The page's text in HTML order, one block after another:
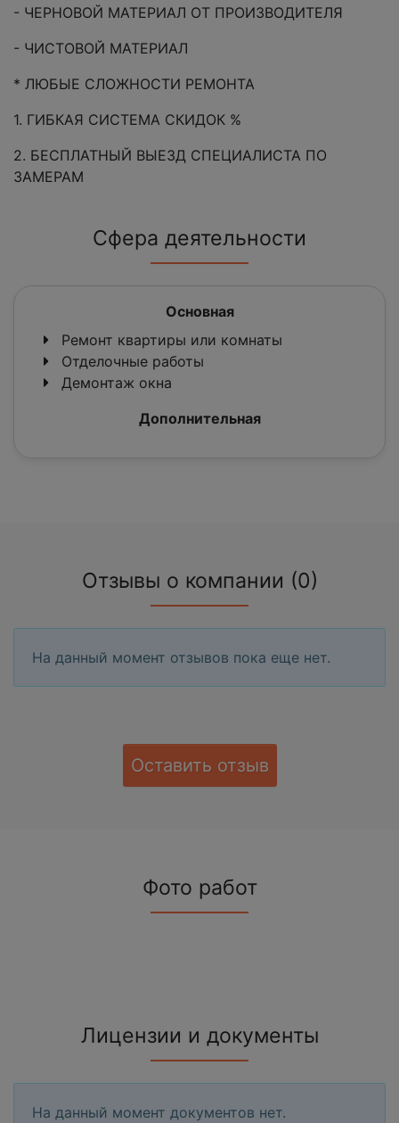
- ЧЕРНОВОЙ МАТЕРИАЛ ОТ ПРОИЗВОДИТЕЛЯ
- ЧИСТОВОЙ МАТЕРИАЛ
* ЛЮБЫЕ СЛОЖНОСТИ РЕМОНТА
1. ГИБКАЯ СИСТЕМА СКИДОК %
2. БЕСПЛАТНЫЙ ВЫЕЗД СПЕЦИАЛИСТА ПО
ЗАМЕРАМ
Сфера деятельности
Основная
Ремонт квартиры или комнаты
Отделочные работы
Демонтаж окна
Дополнительная
Отзывы о компании (0)
На данный момент отзывов пока еще нет.
Оставить отзыв
Фото работ
Лицензии и документы
На данный момент документов нет.